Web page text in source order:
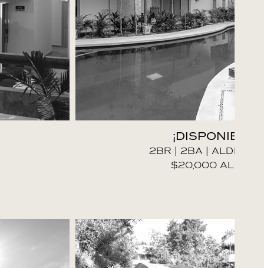
¡DISPONIBLE!
2BR | 2BA | ALDEA
$20,000 AL MES